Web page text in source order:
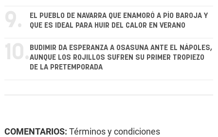
9.
EL PUEBLO DE NAVARRA QUE ENAMORÓ A PÍO BAROJA Y
QUE ES IDEAL PARA HUIR DEL CALOR EN VERANO
10. BUDIMIR DA ESPERANZA A OSASUNA ANTE EL NÁPOLES,
AUNQUE LOS ROJILLOS SUFREN SU PRIMER TROPIEZO
DE LA PRETEMPORADA
COMENTARIOS: Términos y condiciones